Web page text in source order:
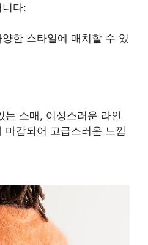
다:
한 스타일에 매치할 수 있
는 소매, 여성스러운 라인
마감되어 고급스러운 느낌